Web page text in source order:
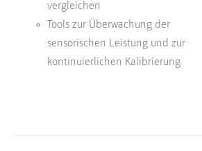
vergleichen
Tools zur Überwachung der
sensorischen Leistung und zur
kontinuierlichen Kalibrierung